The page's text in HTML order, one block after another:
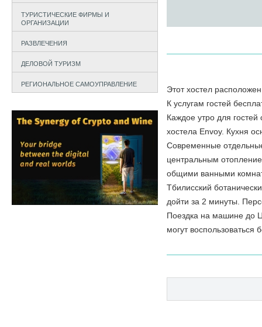
ТУРИСТИЧЕСКИЕ ФИРМЫ И
ОРГАНИЗАЦИИ
РАЗВЛЕЧЕНИЯ
ДЕЛОВОЙ ТУРИЗМ
РЕГИОНАЛЬНОЕ САМОУПРАВЛЕНИЕ
Этот хостел
К услугам гостей
Каждое утро для гостей
хостела Envoy. Кухня
Современные
центральным
общими ванными
Тбилисский
дойти за 2 минуты.
Поездка на машине до
могут воспользоваться